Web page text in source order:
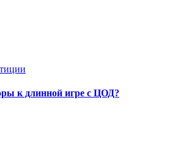
к длинной игре с ЦОД?